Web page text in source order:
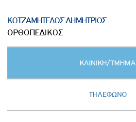
ΚΟΤΖΑΜΗΤΕΛΟΣ ΔΗΜΗΤΡΙΟΣ
ΟΡΘΟΠΕΔΙΚΟΣ
ΚΛΙΝΙΚΗ/ΤΜΗΜΑ
ΤΗΛΕΦΩΝΟ